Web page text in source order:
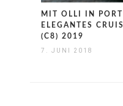
MIT OLLI IN
ELEGANTES
(C8) 2019
7. JUNI 2018